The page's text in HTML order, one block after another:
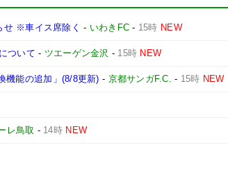
せ ※車イス席除く - いわきFC - 15時 NEW
ついて - ツエーゲン金沢 - 15時 NEW
機能の追加」(8/8更新) - 京都サンガF.C. - 15時 NEW
レ鳥取 - 14時 NEW